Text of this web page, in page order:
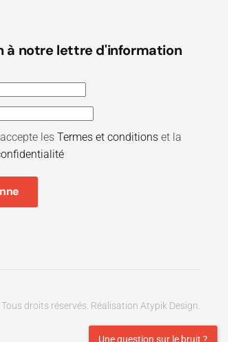
à notre lettre d'information
lesTermes et conditions et la
Tous droits réservés. Réalisation Atypik Design
Une question sur le bruit ?